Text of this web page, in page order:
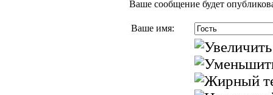
Ваше сообщение будет
Ваше имя: